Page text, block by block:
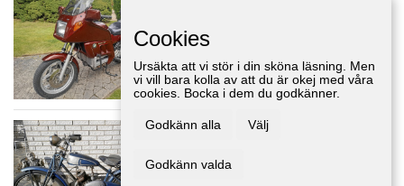
Rex 98cc -38
11 000 :-
Cookies
Ursäkta att vi stör i din sköna läsning. Men
vi vill bara kolla av att du är okej med våra
cookies. Bocka i dem du godkänner.
Godkänn alla Välj
Godkänn valda